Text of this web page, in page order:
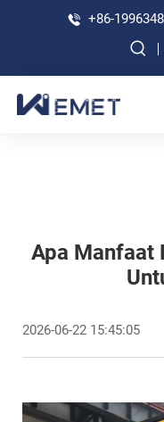
+86-
Apa Manfaat
2026-06-22 15:45:05